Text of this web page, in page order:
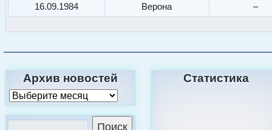
16.09.1984
Верона –
Архив новостей Статистика